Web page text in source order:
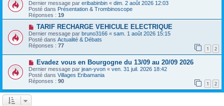
g
e
m
e
s
s
g
e
u
v
e
a
m
e
s
s
a
g
e
Dernier message par eribabinbin « dim. 2 août 2026 12:03
Posté dans Présentation & Trombinoscope
Réponses : 19
N
o
u
v
e
a
u
m
e
s
s
a
TARIF RECHARGE VEHICULE ELECTRIQUE
Dernier message par bruno3166 « sam. 1 août 2026 15:15
Posté dans Actualité & Débats
Réponses : 77 1 2
N
o
u
v
e
a
Evadez vous en Bourgogne du 13/09 au 20/09 2026
Dernier message par jean-yvon « ven. 31 juil. 2026 18:42
Posté dans Villages Eribamania
Réponses : 90 1 2